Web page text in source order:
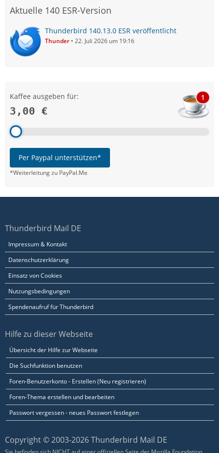
Aktuelle 140 ESR-Version
Thunderbird 140.13.0 ESR veröffentlicht
Thunder 22. Juli 2026 um 19:16
Kaffee ausgeben für:
3,00 €
1
Per Paypal unterstützen*
*Weiterleitung zu PayPal.Me
Thunderbird Mail DE
Impressum & Kontakt
Datenschutzerklärung
Einsatz von Cookies
Nutzungsbedingungen
Spendenaufruf für Thunderbird
Hilfe zu dieser Webseite
Übersicht der Hilfe zur Webseite
Die Suchfunktion benutzen
Foren-Benutzerkonto - Erstellen (Neu registrieren)
Foren-Thema erstellen und bearbeiten
Passwort vergessen - neues Passwort festlegen
Copyright © 2003-2026 Thunderbird Mail DE